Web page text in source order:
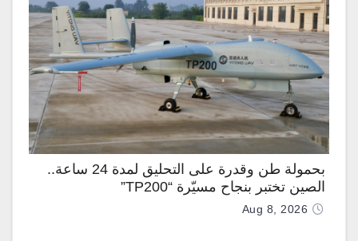
بحمولة طن وقدرة على التحليق لمدة 24 ساعة..
الصين تختبر بنجاح مسيّرة “TP200”
Aug 8, 2026